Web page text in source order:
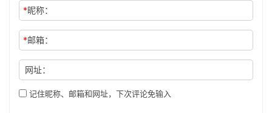
*昵称：
*邮箱：
网址：
记住昵称、邮箱和网址，下次评论免输入